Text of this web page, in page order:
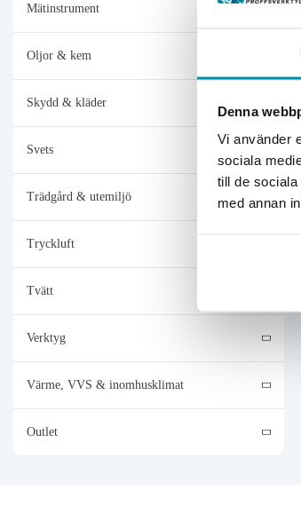
Denna
Vi använder
sociala
till de
med annan
Mätinstrument
Oljor & kem
Outlet
Skydd & kläder
Svets
Trädgård & utemiljö
Tryckluft
Tvätt
Värme, VVS & inomhusklimat
Verktyg